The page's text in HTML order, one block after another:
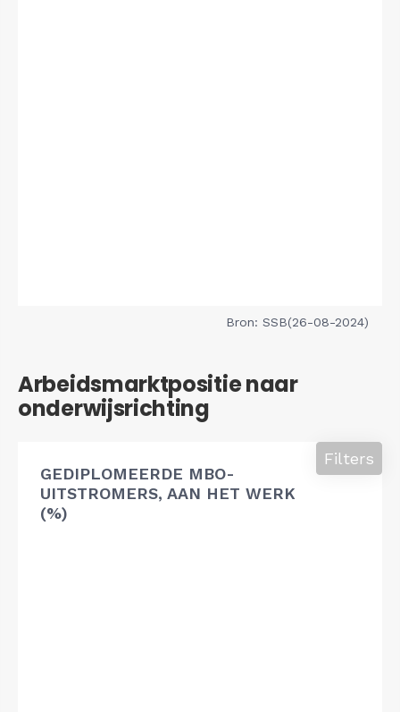
Bron: SSB(26-08-2024)
Arbeidsmarktpositie naar
onderwijsrichting
GEDIPLOMEERDE MBO-
UITSTROMERS, AAN HET WERK
(%)
Filters